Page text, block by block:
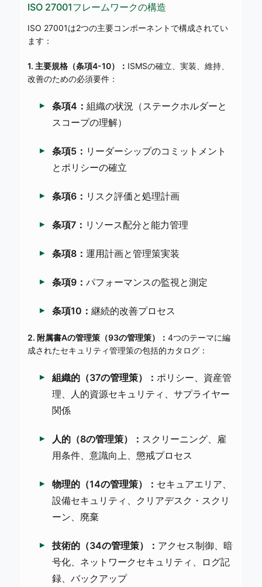
ISO 27001フレームワークの構造
ISO 27001は2つの主要コンポーネントで構成されてい
ます：
1. 主要規格（条項4-10）： ISMSの確立、実装、維持、
改善のための必須要件：
条項4： 組織の状況（ステークホルダーと
スコープの理解）
条項5： リーダーシップのコミットメント
とポリシーの確立
条項6： リスク評価と処理計画
条項7： リソース配分と能力管理
条項8： 運用計画と管理策実装
条項9： パフォーマンスの監視と測定
条項10： 継続的改善プロセス
2. 附属書Aの管理策（93の管理策）： 4つのテーマに編
成されたセキュリティ管理策の包括的カタログ：
組織的（37の管理策）： ポリシー、資産管
理、人的資源セキュリティ、サプライヤー
関係
人的（8の管理策）： スクリーニング、雇
用条件、意識向上、懲戒プロセス
物理的（14の管理策）： セキュアエリア、
設備セキュリティ、クリアデスク・スクリ
ーン、廃棄
技術的（34の管理策）： アクセス制御、暗
号化、ネットワークセキュリティ、ログ記
録、バックアップ